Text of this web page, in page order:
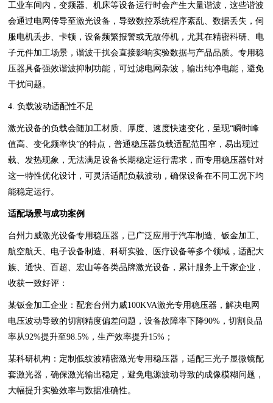
工业车间内，变频器、机床等设备运行时会产生大量谐波，这些谐波
会通过电网传导至激光设备，导致数控系统程序紊乱、数据丢失，伺
服电机丢步、卡顿，设备频繁报警或无故停机，尤其在精密科研、电
子元件加工场景，谐波干扰会直接影响实验数据与产品品质。专用稳
压器具备强效谐波抑制功能，可过滤电网杂波，输出纯净电能，避免
干扰问题。
4. 负载波动适配性不足
激光设备的负载会随加工材质、厚度、速度快速变化，呈现“瞬时峰
值高、变化频率快”的特点，普通稳压器负载适配范围窄，易出现过
载、发热现象，无法满足设备长期稳定运行需求，而专用稳压器针对
这一特性优化设计，可灵活适配负载波动，确保设备在不同工况下均
能稳定运行。
适配场景与成功案例
台州力威激光设备专用稳压器，已广泛应用于汽车制造、钣金加工、
航空航天、电子设备制造、科研实验、医疗设备等多个领域，适配大
族、通快、百超、宏山等各类品牌激光设备，累计服务上千家企业，
收获一致好评：
某钣金加工企业：配套台州力威100KVA激光专用稳压器，解决电网
电压波动导致的切割精度偏差问题，设备故障率下降90%，切割良品
率从92%提升至98.5%，生产效率提升15%；
某科研机构：定制低纹波精密激光专用稳压器，适配三光子显微镜配
套激光器，确保激光输出稳定，避免电源波动导致的成像模糊问题，
大幅提升实验效率与数据准确性。